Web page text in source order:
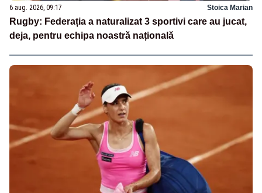
6 aug. 2026, 09:17 Stoica Marian
Rugby: Federația a naturalizat 3 sportivi care au jucat,
deja, pentru echipa noastră națională